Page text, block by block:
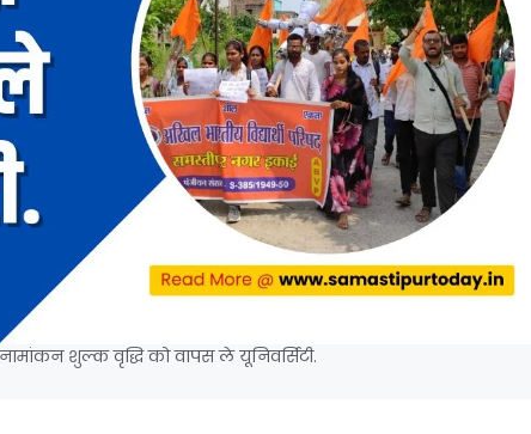
शुल्क वृद्धि को वापस ले यूनिवर्सिटी.